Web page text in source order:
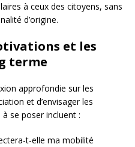
à ceux des citoyens, sans
d’origine.
et les
terme
approfondie sur les
et d’envisager les
se poser incluent :
t-elle ma mobilité